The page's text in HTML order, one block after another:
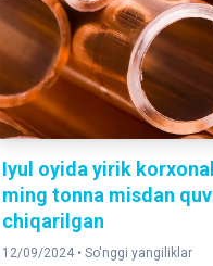
Iyul oyida yirik
ming tonna misdan
chiqarilgan
12/09/2024 • So'nggi yangiliklar